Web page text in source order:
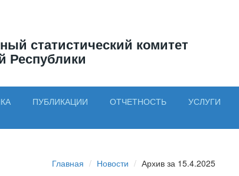
статистический комитет
Республики
ПУБЛИКАЦИИ ОТЧЕТНОСТЬ УСЛУГИ
Главная Новости Архив за 15.4.2025